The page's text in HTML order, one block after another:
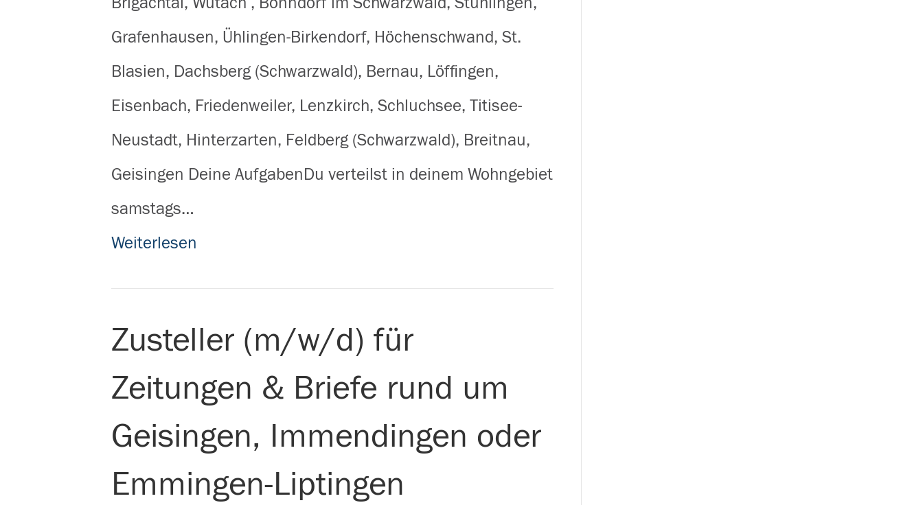
Grafenhausen, Ühlingen-Birkendorf, Höchenschwand, St.
Blasien, Dachsberg (Schwarzwald), Bernau, Löffingen,
Eisenbach, Friedenweiler, Lenzkirch, Schluchsee, Titisee-
Neustadt, Hinterzarten, Feldberg (Schwarzwald), Breitnau,
Geisingen Deine AufgabenDu verteilst in deinem Wohngebiet
samstags…
Weiterlesen
Zusteller (m/w/d) für
Zeitungen & Briefe rund um
Geisingen, Immendingen oder
Emmingen-Liptingen